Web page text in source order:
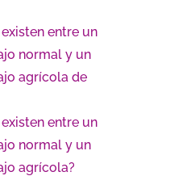
entre un
normal y un
agrícola de
entre un
normal y un
agrícola?